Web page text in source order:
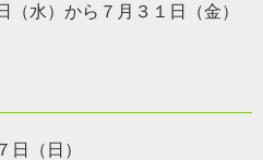
水）から７月３１日（金）
（日）